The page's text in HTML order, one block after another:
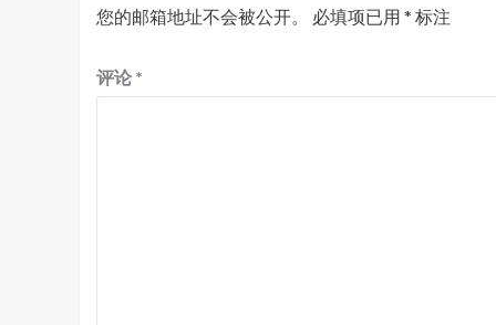
您的邮箱地址不会被公开。 必填项已用 * 标注
评论 *